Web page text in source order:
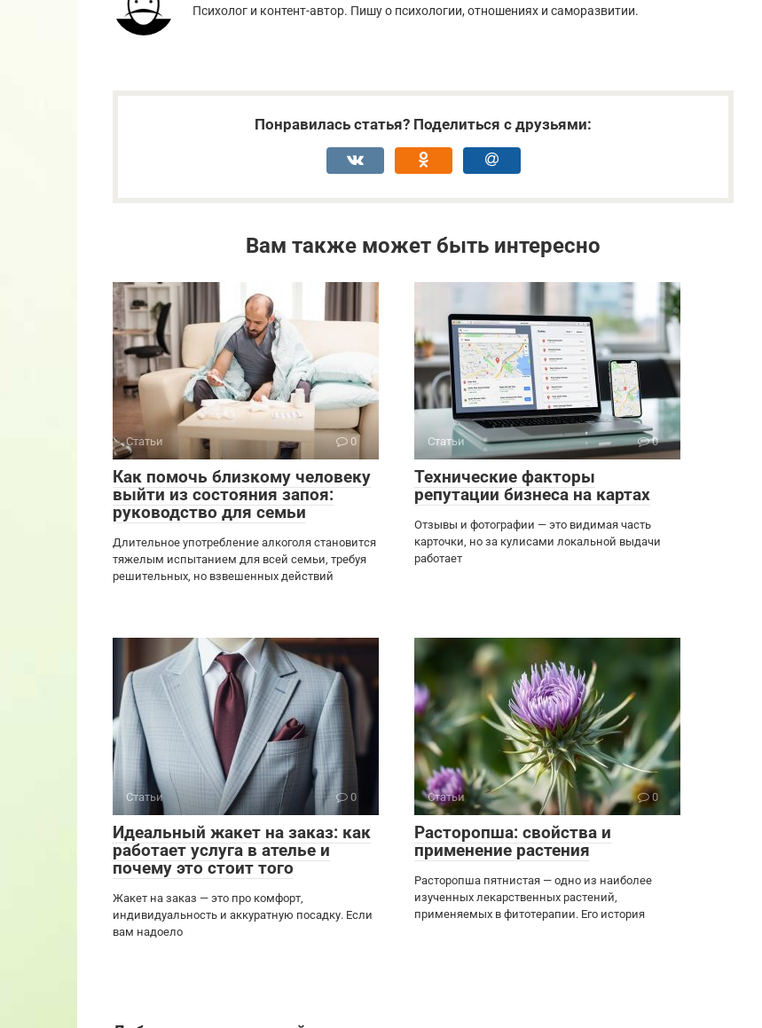
Психолог и контент-автор. Пишу о психологии, отношениях и саморазвитии.
Понравилась статья? Поделиться с друзьями:
Вам также может быть интересно
Статьи 0
Как помочь близкому человеку
выйти из состояния запоя:
руководство для семьи
Длительное употребление алкоголя становится
тяжелым испытанием для всей семьи, требуя
решительных, но взвешенных действий
Статьи 0
Технические факторы
репутации бизнеса на картах
Отзывы и фотографии — это видимая часть
карточки, но за кулисами локальной выдачи
работает
Статьи 0
Идеальный жакет на заказ: как
работает услуга в ателье и
почему это стоит того
Жакет на заказ — это про комфорт,
индивидуальность и аккуратную посадку. Если
вам надоело
Статьи 0
Расторопша: свойства и
применение растения
Расторопша пятнистая — одно из наиболее
изученных лекарственных растений,
применяемых в фитотерапии. Его история